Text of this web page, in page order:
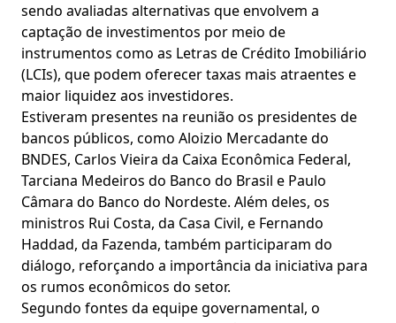
sendo avaliadas alternativas que envolvem a
captação de investimentos por meio de
instrumentos como as Letras de Crédito Imobiliário
(LCIs), que podem oferecer taxas mais atraentes e
maior liquidez aos investidores.
Estiveram presentes na reunião os presidentes de
bancos públicos, como Aloizio Mercadante do
BNDES, Carlos Vieira da Caixa Econômica Federal,
Tarciana Medeiros do Banco do Brasil e Paulo
Câmara do Banco do Nordeste. Além deles, os
ministros Rui Costa, da Casa Civil, e Fernando
Haddad, da Fazenda, também participaram do
diálogo, reforçando a importância da iniciativa para
os rumos econômicos do setor.
Segundo fontes da equipe governamental, o